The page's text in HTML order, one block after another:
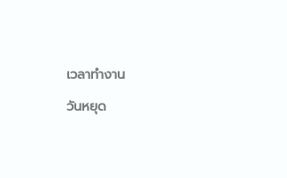
เวลาทำงาน
วันหยุด